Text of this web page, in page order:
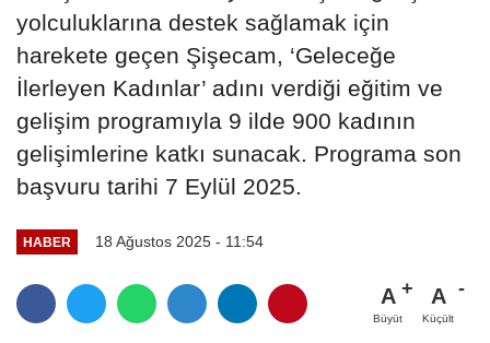
yolculuklarına destek sağlamak için
harekete geçen Şişecam, ‘Geleceğe
İlerleyen Kadınlar’ adını verdiği eğitim ve
gelişim programıyla 9 ilde 900 kadının
gelişimlerine katkı sunacak. Programa son
başvuru tarihi 7 Eylül 2025.
HABER 18 Ağustos 2025 - 11:54
A
Büyüt
A
Küçült